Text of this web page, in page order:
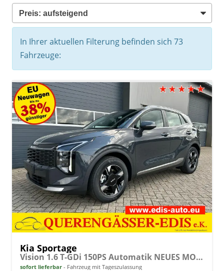
In Ihrer aktuellen Filterung befinden sich 73
Fahrzeuge:
Kia Sportage
Vision 1.6 T-GDi 150PS Automatik NEUES MODELL MY26 FACELIFT Sitzheizung Lenkradheizung Klimaautomatik Navi Bluetooth Touchscreen Apple CarPlay Android Auto PDC v+h 17"LM Rückf.Kamera ACC 2x Keyless
sofort lieferbar Fahrzeug mit Tageszulassung